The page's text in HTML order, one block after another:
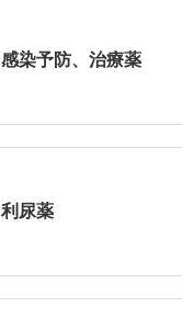
感染予防、治療薬
利尿薬